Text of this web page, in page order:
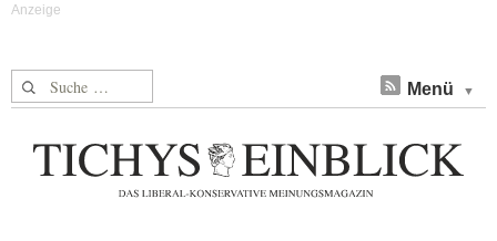
Suche nach: Menü